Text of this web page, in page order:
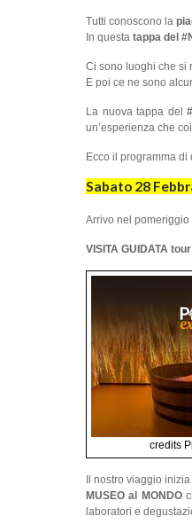
Tutti conoscono la
In questa tappa del
Ci sono luoghi che si
E poi ce ne sono
La nuova tappa del
un’esperienza che
Ecco il programma di
Sabato 28
Arrivo nel pomeriggio
VISITA GUIDATA
credits
Il nostro viaggio
MUSEO al MONDO
laboratori e